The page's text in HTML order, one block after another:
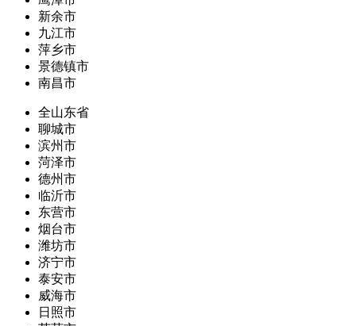
新余市
九江市
萍乡市
景德镇市
南昌市
全山东省
聊城市
滨州市
菏泽市
德州市
临沂市
东营市
烟台市
潍坊市
济宁市
泰安市
威海市
日照市